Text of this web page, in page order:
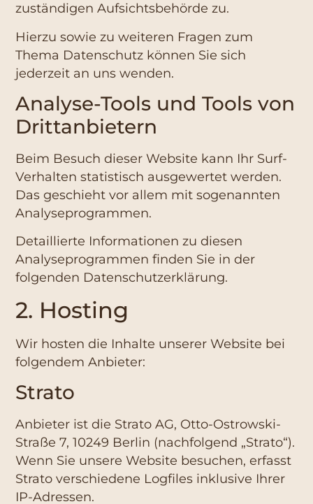
zuständigen Aufsichtsbehörde zu.
Hierzu sowie zu weiteren Fragen zum
Thema Datenschutz können Sie sich
jederzeit an uns wenden.
Analyse-Tools und Tools von
Dritt­anbietern
Beim Besuch dieser Website kann Ihr Surf-
Verhalten statistisch ausgewertet werden.
Das geschieht vor allem mit sogenannten
Analyseprogrammen.
Detaillierte Informationen zu diesen
Analyseprogrammen finden Sie in der
folgenden Datenschutzerklärung.
2. Hosting
Wir hosten die Inhalte unserer Website bei
folgendem Anbieter:
Strato
Anbieter ist die Strato AG, Otto-Ostrowski-
Straße 7, 10249 Berlin (nachfolgend „Strato“).
Wenn Sie unsere Website besuchen, erfasst
Strato verschiedene Logfiles inklusive Ihrer
IP-Adressen.